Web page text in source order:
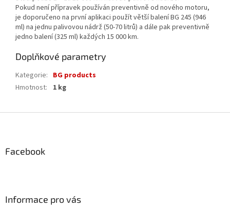
Pokud není přípravek používán preventivně od nového motoru,
je doporučeno na první aplikaci použít větší balení BG 245 (946
ml) na jednu palivovou nádrž (50-70 litrů) a dále pak preventivně
jedno balení (325 ml) každých 15 000 km.
Doplňkové parametry
Kategorie: BG products
Hmotnost: 1 kg
Facebook
Informace pro vás